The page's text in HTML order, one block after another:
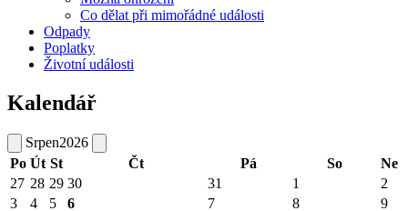
Co dělat při mimořádné události
Odpady
Poplatky
Životní události
Kalendář
Srpen2026
Po Út St Čt Pá So
Ne
27 28 29 30 31 1
2
3
4 5 6 7 8 9